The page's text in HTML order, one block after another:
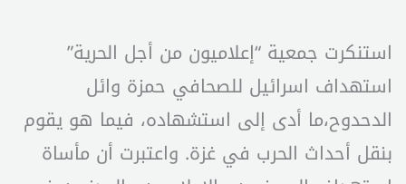
استنكرت جمعية “إعلاميون من أجل الحرية”
استهداف اسرائيل للصحافي حمزة وائل
الدحدوح،ما أدى إلى استشهاده، فيما هو يقوم
بنقل أحداث الحرب في غزة. واعتبرت أن مأساة